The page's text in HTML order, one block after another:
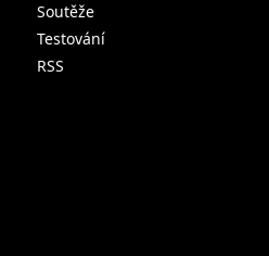
Soutěže
Testování
RSS